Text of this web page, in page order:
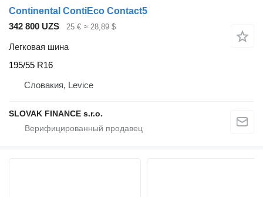
Continental ContiEco Contact5
342 800 UZS
25 € ≈ 28,89 $
Легковая шина
195/55 R16
Словакия, Levice
SLOVAK FINANCE s.r.o.